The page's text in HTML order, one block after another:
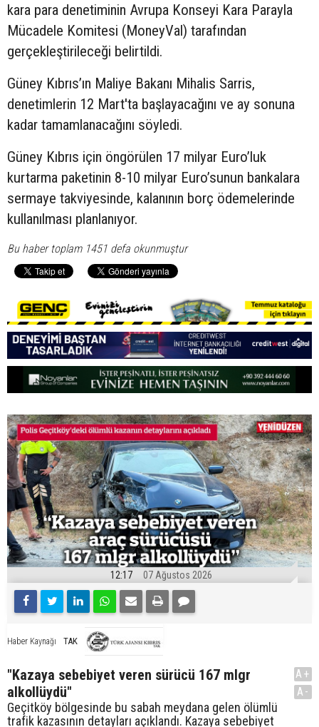
kara para denetiminin Avrupa Konseyi Kara Parayla
Mücadele Komitesi (MoneyVal) tarafından
gerçekleştirileceği belirtildi.
Güney Kıbrıs’ın Maliye Bakanı Mihalis Sarris,
denetimlerin 12 Mart'ta başlayacağını ve ay sonuna
kadar tamamlanacağını söyledi.
Güney Kıbrıs için öngörülen 17 milyar Euro’luk
kurtarma paketinin 8-10 milyar Euro’sunun bankalara
sermaye takviyesinde, kalanının borç ödemelerinde
kullanılması planlanıyor.
Bu haber toplam 1451 defa okunmuştur
12:17 07 Ağustos 2026
Haber Kaynağı TAK
"Kazaya sebebiyet veren sürücü 167 mlgr
alkollüydü"
Geçitköy bölgesinde bu sabah meydana gelen ölümlü
trafik kazasının detayları açıklandı. Kazaya sebebiyet
A+
A-